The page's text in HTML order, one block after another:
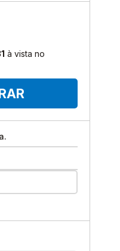
à vista no